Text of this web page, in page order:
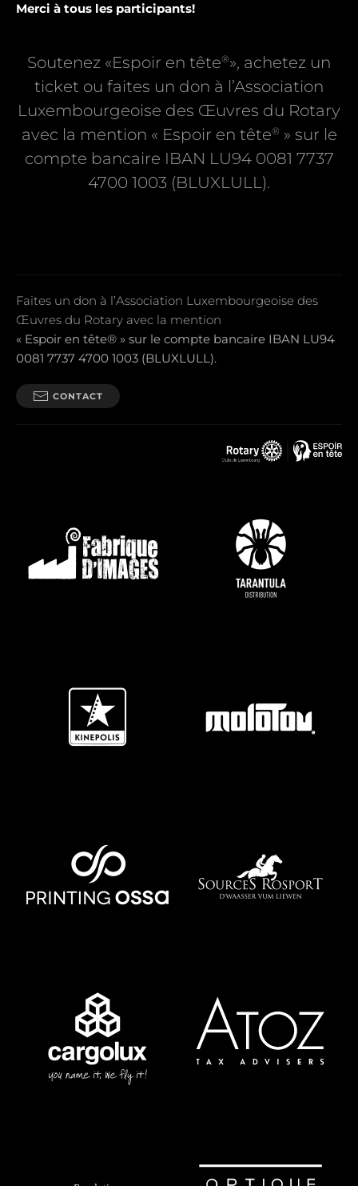
Merci à tous les participants!
Soutenez «Espoir en tête®», achetez un
ticket ou faites un don à l’Association
Luxembourgeoise des Œuvres du Rotary
avec la mention « Espoir en tête® » sur le
compte bancaire IBAN LU94 0081 7737
4700 1003 (BLUXLULL).
Faites un don à l’Association Luxembourgeoise des
Œuvres du Rotary avec la mention
« Espoir en tête® » sur le compte bancaire IBAN LU94
0081 7737 4700 1003 (BLUXLULL).
CONTACT